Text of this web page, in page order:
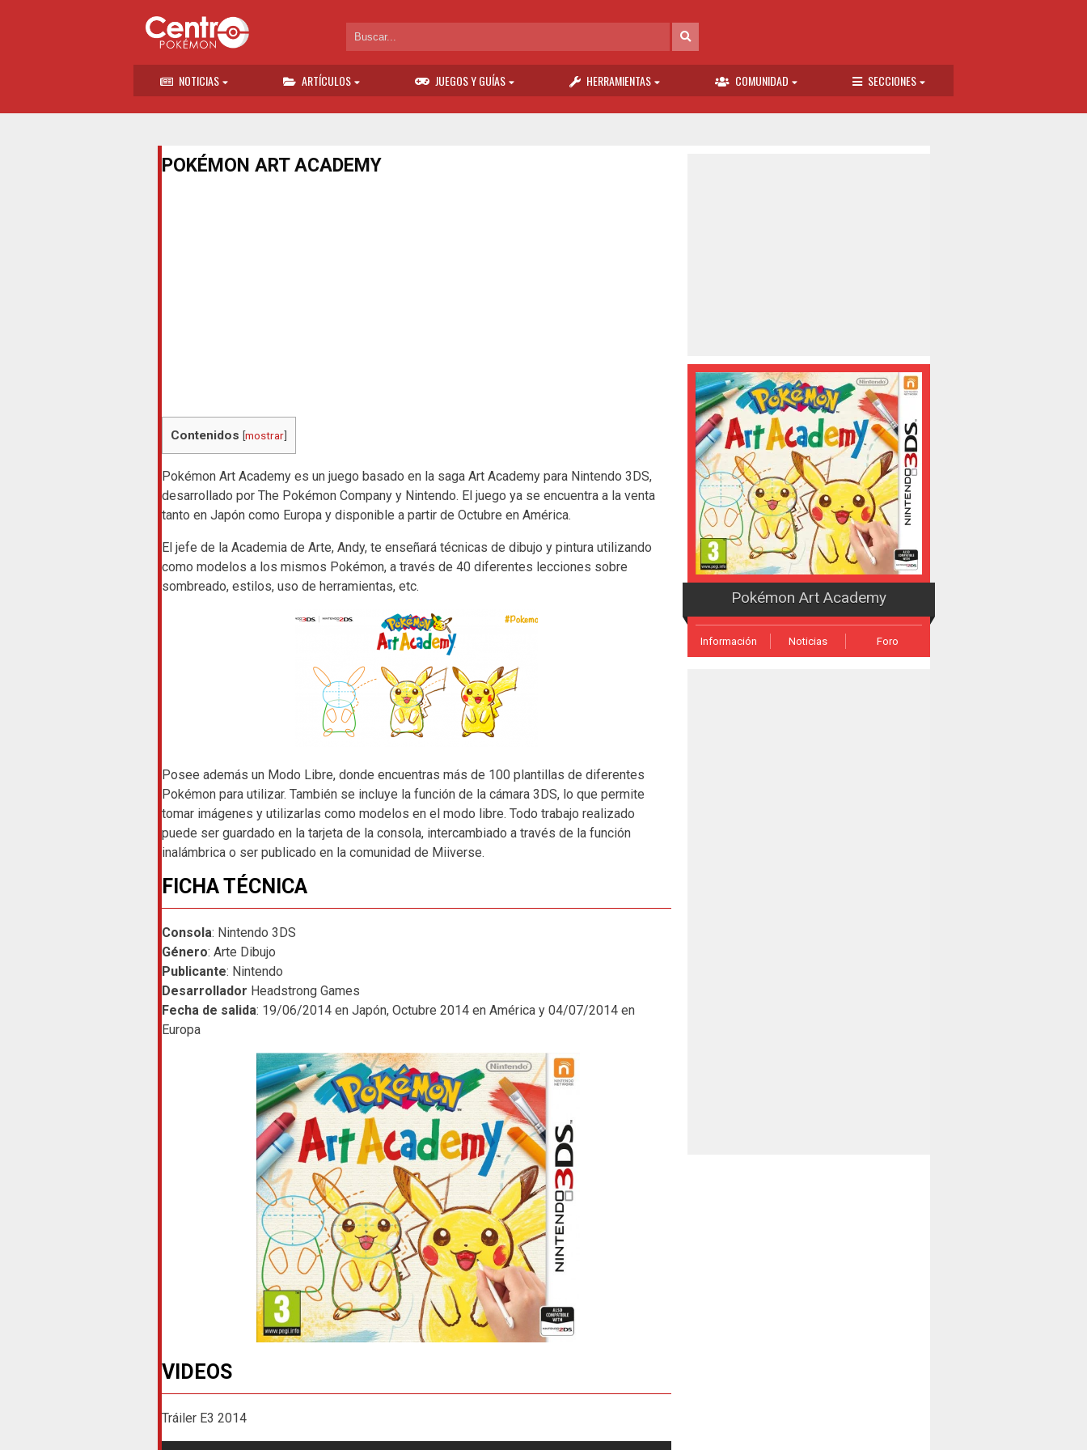
NOTICIAS ARTÍCULOS JUEGOS Y GUÍAS HERRAMIENTAS COMUNIDAD SECCIONES
POKÉMON ART ACADEMY
Contenidos [mostrar]
Pokémon Art Academy es un juego basado en la saga Art Academy para Nintendo 3DS,
desarrollado por The Pokémon Company y Nintendo. El juego ya se encuentra a la venta
tanto en Japón como Europa y disponible a partir de Octubre en América.
El jefe de la Academia de Arte, Andy, te enseñará técnicas de dibujo y pintura utilizando
como modelos a los mismos Pokémon, a través de 40 diferentes lecciones sobre
sombreado, estilos, uso de herramientas, etc.
Posee además un Modo Libre, donde encuentras más de 100 plantillas de diferentes
Pokémon para utilizar. También se incluye la función de la cámara 3DS, lo que permite
tomar imágenes y utilizarlas como modelos en el modo libre. Todo trabajo realizado
puede ser guardado en la tarjeta de la consola, intercambiado a través de la función
inalámbrica o ser publicado en la comunidad de Miiverse.
FICHA TÉCNICA
Consola: Nintendo 3DS
Género: Arte Dibujo
Publicante: Nintendo
Desarrollador Headstrong Games
Fecha de salida: 19/06/2014 en Japón, Octubre 2014 en América y 04/07/2014 en
Europa
VIDEOS
Tráiler E3 2014
Pokémon Art Academy
Información Noticias Foro